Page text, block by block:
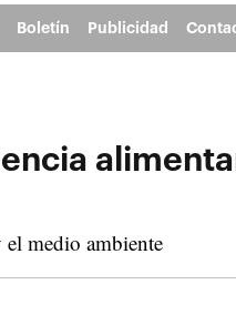
Boletín Publicidad
medio ambiente